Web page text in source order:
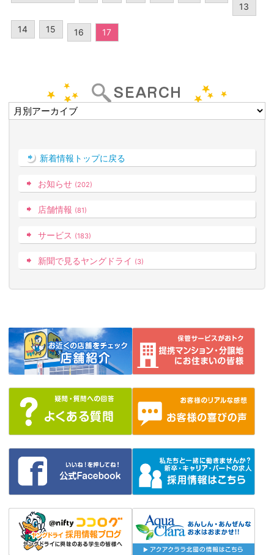
13
14 15 16 17
新着情報トップに戻る
お知らせ (202)
店舗情報 (81)
サービス (183)
新聞で見るヤングドライ (3)